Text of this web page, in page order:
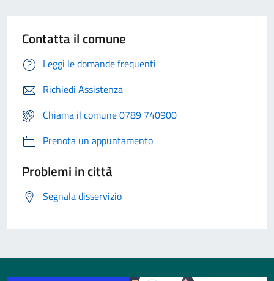
Contatta il comune
Leggi le domande frequenti
Richiedi Assistenza
Chiama il comune 0789 740900
Prenota un appuntamento
Problemi in città
Segnala disservizio